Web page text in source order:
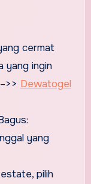
yang ingin
Dewatogel
yang
pilih